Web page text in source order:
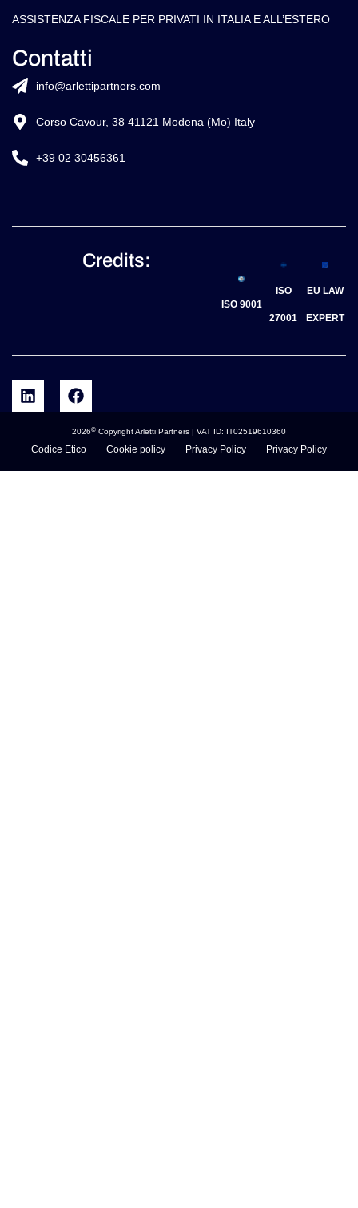
ASSISTENZA FISCALE PER PRIVATI IN ITALIA E ALL’ESTERO
Contatti
info@arlettipartners.com
Corso Cavour, 38 41121 Modena (Mo) Italy
+39 02 30456361
Credits:
ISO 9001
ISO
27001
EU LAW
EXPERT
2026© Copyright Arletti Partners | VAT ID: IT02519610360
Codice Etico Cookie policy Privacy Policy Privacy Policy